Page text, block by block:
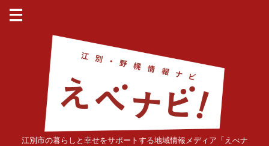
江別市の暮らしと幸せをサポートする地域情報メディア「えべナ